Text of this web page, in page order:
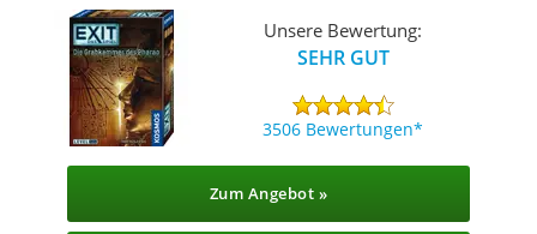
Unsere Bewertung:
SEHR GUT
3506 Bewertungen
Zum Angebot »